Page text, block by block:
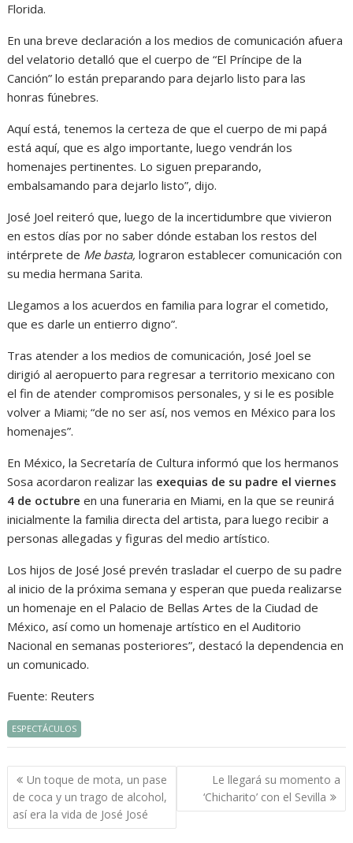
Florida.
En una breve declaración a los medios de comunicación afuera
del velatorio detalló que el cuerpo de “El Príncipe de la
Canción” lo están preparando para dejarlo listo para las
honras fúnebres.
Aquí está, tenemos la certeza de que el cuerpo de mi papá
está aquí, que es algo importante, luego vendrán los
homenajes pertinentes. Lo siguen preparando,
embalsamando para dejarlo listo”, dijo.
José Joel reiteró que, luego de la incertidumbre que vivieron
en estos días por no saber dónde estaban los restos del
intérprete de Me basta, lograron establecer comunicación con
su media hermana Sarita.
Llegamos a los acuerdos en familia para lograr el cometido,
que es darle un entierro digno”.
Tras atender a los medios de comunicación, José Joel se
dirigió al aeropuerto para regresar a territorio mexicano con
el fin de atender compromisos personales, y si le es posible
volver a Miami; “de no ser así, nos vemos en México para los
homenajes”.
En México, la Secretaría de Cultura informó que los hermanos
Sosa acordaron realizar las exequias de su padre el viernes
4 de octubre en una funeraria en Miami, en la que se reunirá
inicialmente la familia directa del artista, para luego recibir a
personas allegadas y figuras del medio artístico.
Los hijos de José José prevén trasladar el cuerpo de su padre
al inicio de la próxima semana y esperan que pueda realizarse
un homenaje en el Palacio de Bellas Artes de la Ciudad de
México, así como un homenaje artístico en el Auditorio
Nacional en semanas posteriores”, destacó la dependencia en
un comunicado.
Fuente: Reuters
ESPECTÁCULOS
Navegación
de
entradas
Un toque de mota, un pase
de coca y un trago de alcohol,
así era la vida de José José
Le llegará su momento a
‘Chicharito’ con el Sevilla